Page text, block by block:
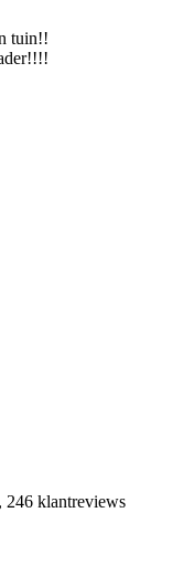
tuin!!
246 klantreviews